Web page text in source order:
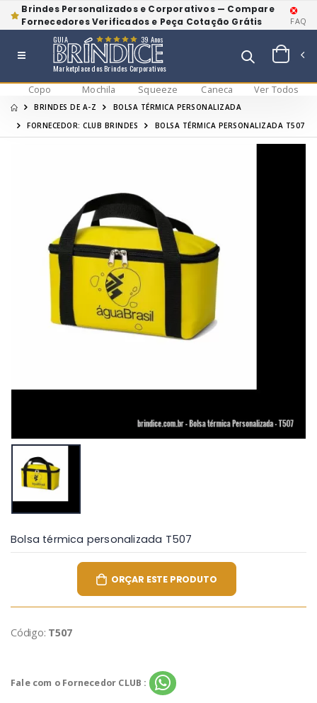
Brindes Personalizados e Corporativos — Compare
Fornecedores Verificados e Peça Cotação Grátis
FAQ
Marketplace dos Brindes Corporativos
GUIA 39 Anos
Copo Mochila Squeeze Caneca Ver Todos
BRINDES DE A-Z
BOLSA TÉRMICA PERSONALIZADA
FORNECEDOR: CLUB BRINDES
BOLSA TÉRMICA PERSONALIZADA T507
Bolsa térmica personalizada T507
ORÇAR ESTE PRODUTO
Código: T507
Fale com o Fornecedor CLUB :